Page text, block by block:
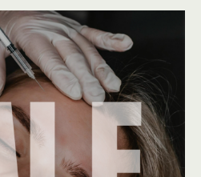
Original
price
was:
140,00 €.
Η
τρέχουσα
τιμή
είναι:
69,00 €.